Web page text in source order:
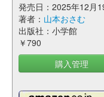
発売日：2025年12月
著者： 山本おさむ
出版社：小学館
￥790
購入管理